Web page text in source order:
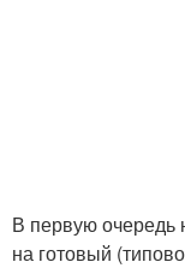
В первую очередь
на готовый